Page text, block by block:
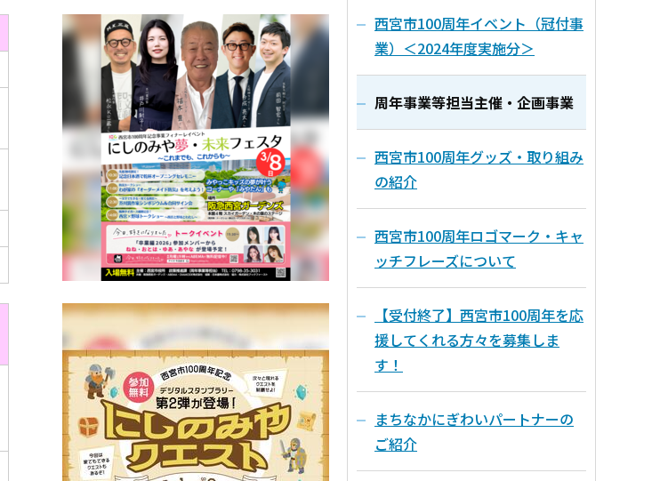
西宮市100周年イベント（冠付事
業）＜2024年度実施分＞
周年事業等担当主催・企画事業
西宮市100周年グッズ・取り組み
の紹介
西宮市100周年ロゴマーク・キャ
ッチフレーズについて
【受付終了】西宮市100周年を応
援してくれる方々を募集しま
す！
まちなかにぎわいパートナーの
ご紹介